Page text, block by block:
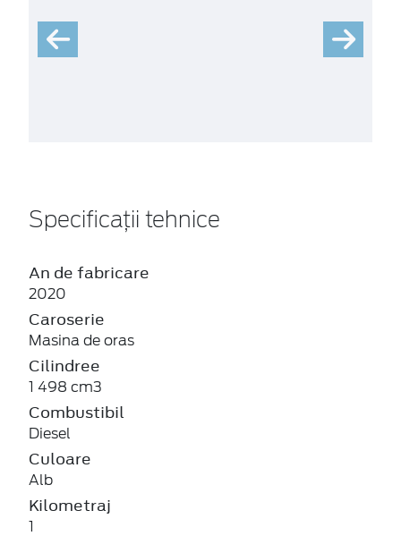
Specificații tehnice
An de fabricare
2020
Caroserie
Masina de oras
Cilindree
1 498 cm3
Combustibil
Diesel
Culoare
Alb
Kilometraj
1